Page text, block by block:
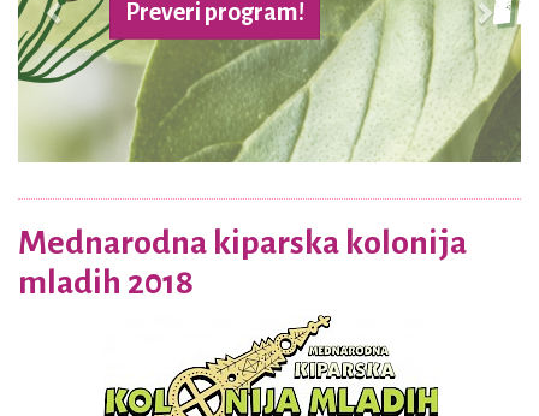
Več o projektu
Mednarodna kiparska kolonija
mladih 2018